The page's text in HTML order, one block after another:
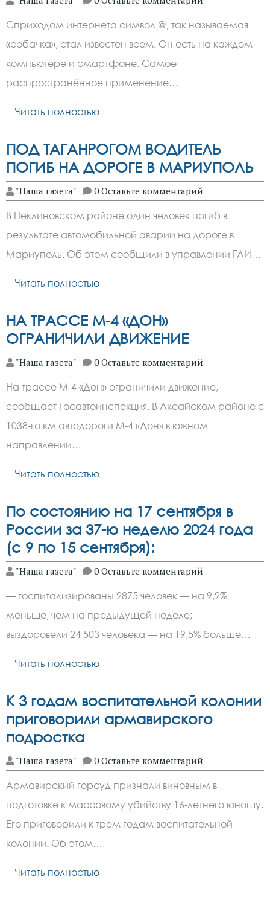
Cприходом интернета символ @, так называемая
«собачка», стал известен всем. Он есть на каждом
компьютере и смартфоне. Самое
распространённое применение…
Читать полностью
ПОД ТАГАНРОГОМ ВОДИТЕЛЬ
ПОГИБ НА ДОРОГЕ В МАРИУПОЛЬ
"Наша газета" 0 Оставьте комментарий
В Неклиновском районе один человек погиб в
результате автомобильной аварии на дороге в
Мариуполь. Об этом сообщили в управлении ГАИ…
Читать полностью
НА ТРАССЕ М-4 «ДОН»
ОГРАНИЧИЛИ ДВИЖЕНИЕ
"Наша газета" 0 Оставьте комментарий
На трассе М-4 «Дон» ограничили движение,
сообщает Госавтоинспекция. В Аксайском районе с
1038-го км автодороги М-4 «Дон» в южном
направлении…
Читать полностью
По состоянию на 17 сентября в
России за 37-ю неделю 2024 года
(с 9 по 15 сентября):
"Наша газета" 0 Оставьте комментарий
— госпитализированы 2875 человек — на 9,2%
меньше, чем на предыдущей неделе;—
выздоровели 24 503 человека — на 19,5% больше…
Читать полностью
К 3 годам воспитательной колонии
приговорили армавирского
подростка
"Наша газета" 0 Оставьте комментарий
Армавирский горсуд признали виновным в
подготовке к массовому убийству 16-летнего юношу.
Его приговорили к трем годам воспитательной
колонии. Об этом…
Читать полностью